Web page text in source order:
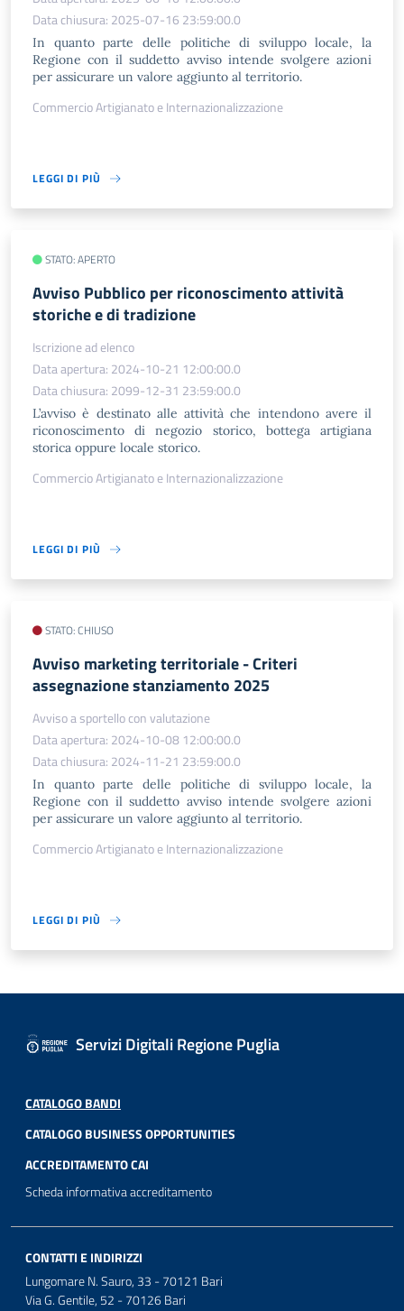
Data chiusura: 2025-07-16 23:59:00.0
In quanto parte delle politiche di sviluppo locale, la
Regione con il suddetto avviso intende svolgere azioni
per assicurare un valore aggiunto al territorio.
Commercio Artigianato e Internazionalizzazione
LEGGI DI PIÙ
STATO: APERTO
Avviso Pubblico per riconoscimento attività
storiche e di tradizione
Iscrizione ad elenco
Data apertura: 2024-10-21 12:00:00.0
Data chiusura: 2099-12-31 23:59:00.0
L’avviso è destinato alle attività che intendono avere il
riconoscimento di negozio storico, bottega artigiana
storica oppure locale storico.
Commercio Artigianato e Internazionalizzazione
LEGGI DI PIÙ
STATO: CHIUSO
Avviso marketing territoriale - Criteri
assegnazione stanziamento 2025
Avviso a sportello con valutazione
Data apertura: 2024-10-08 12:00:00.0
Data chiusura: 2024-11-21 23:59:00.0
In quanto parte delle politiche di sviluppo locale, la
Regione con il suddetto avviso intende svolgere azioni
per assicurare un valore aggiunto al territorio.
Commercio Artigianato e Internazionalizzazione
LEGGI DI PIÙ
Servizi Digitali Regione Puglia
CATALOGO BANDI
CATALOGO BUSINESS OPPORTUNITIES
ACCREDITAMENTO CAI
Scheda informativa accreditamento
CONTATTI E INDIRIZZI
Lungomare N. Sauro, 33 - 70121 Bari
Via G. Gentile, 52 - 70126 Bari